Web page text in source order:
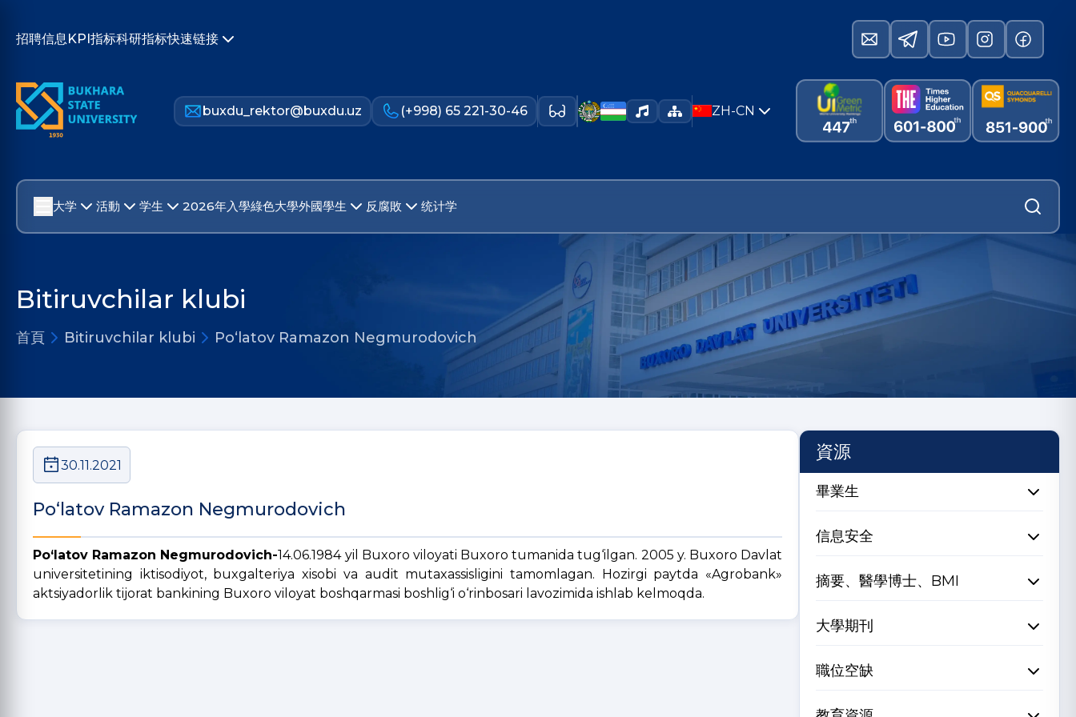
招聘信息KPI指标科研指标快速链接
buxdu_rektor@buxdu.uz (+998) 65 221-30-46 ZH-CN
大学 活動 学生 2026年入學綠色大學外國學生 反腐敗 统计学
Bitiruvchilar klubi
首頁 Bitiruvchilar klubi Po‘latov Ramazon Negmurodovich
30.11.2021
Po‘latov Ramazon Negmurodovich
Po‘latov Ramazon Negmurodovich-14.06.1984 yil Buxoro viloyati Buxoro tumanida tug‘ilgan. 2005 y. Buxoro Davlat
universitetining iktisodiyot, buxgalteriya xisobi va audit mutaxassisligini tamomlagan. Hozirgi paytda «Agrobank»
aktsiyadorlik tijorat bankining Buxoro viloyat boshqarmasi boshlig‘i o‘rinbosari lavozimida ishlab kelmoqda.
資源
畢業生
信息安全
摘要、醫學博士、BMI
大學期刊
職位空缺